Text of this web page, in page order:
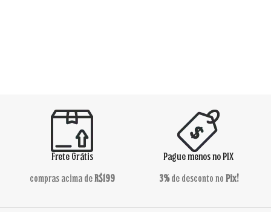
Frete Grátis
compras acima deR$199
Pague menos no PIX
3%de desconto no Pix!